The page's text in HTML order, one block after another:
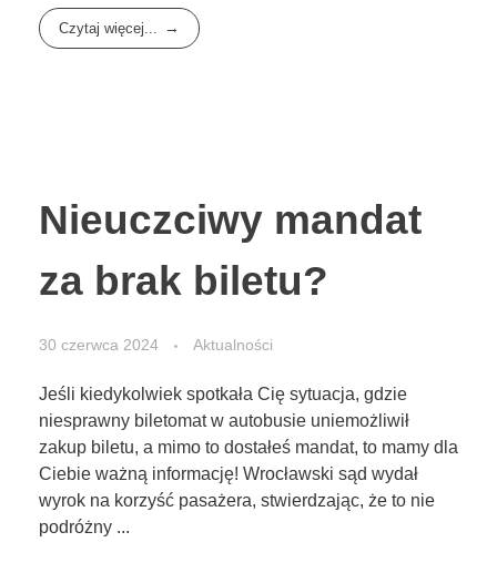
Czytaj więcej...
Nieuczciwy mandat
za brak biletu?
30 czerwca 2024 Aktualności
Jeśli kiedykolwiek spotkała Cię sytuacja, gdzie
niesprawny biletomat w autobusie uniemożliwił
zakup biletu, a mimo to dostałeś mandat, to mamy dla
Ciebie ważną informację! Wrocławski sąd wydał
wyrok na korzyść pasażera, stwierdzając, że to nie
podróżny ...